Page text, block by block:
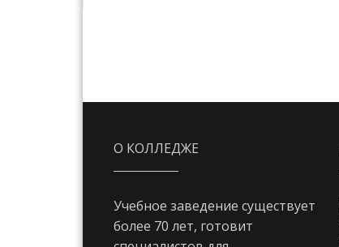
О КОЛЛЕДЖЕ
Учебное заведение существует
более 70 лет, готовит